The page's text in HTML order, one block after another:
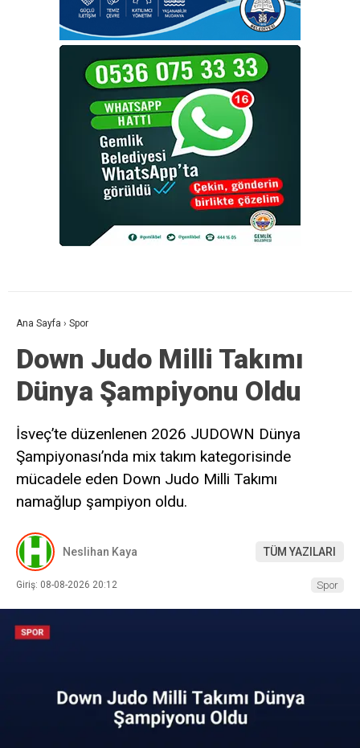
Ana Sayfa › Spor
Down Judo Milli Takımı
Dünya Şampiyonu Oldu
İsveç’te düzenlenen 2026 JUDOWN Dünya
Şampiyonası’nda mix takım kategorisinde
mücadele eden Down Judo Milli Takımı
namağlup şampiyon oldu.
Neslihan Kaya TÜM YAZILARI
Giriş: 08-08-2026 20:12 Spor